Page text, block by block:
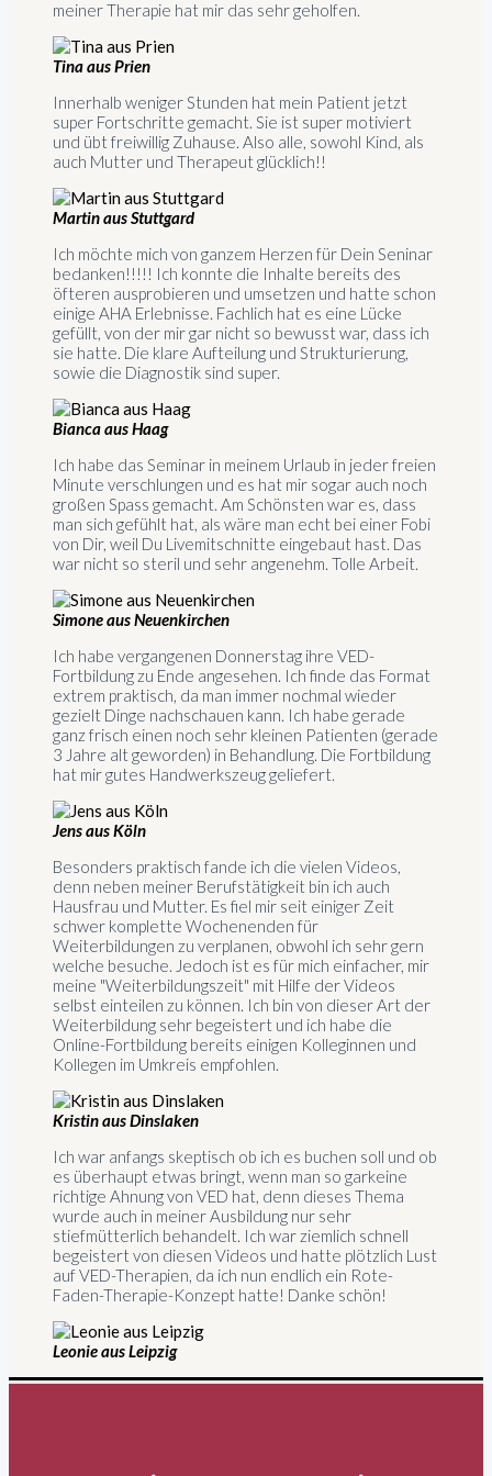
meiner Therapie hat mir das sehr geholfen.
Tina aus Prien
Innerhalb weniger Stunden hat mein Patient jetzt
super Fortschritte gemacht. Sie ist super motiviert
und übt freiwillig Zuhause. Also alle, sowohl Kind, als
auch Mutter und Therapeut glücklich!!
Martin aus Stuttgard
Ich möchte mich von ganzem Herzen für Dein Seninar
bedanken!!!!! Ich konnte die Inhalte bereits des
öfteren ausprobieren und umsetzen und hatte schon
einige AHA Erlebnisse. Fachlich hat es eine Lücke
gefüllt, von der mir gar nicht so bewusst war, dass ich
sie hatte. Die klare Aufteilung und Strukturierung,
sowie die Diagnostik sind super.
Bianca aus Haag
Ich habe das Seminar in meinem Urlaub in jeder freien
Minute verschlungen und es hat mir sogar auch noch
großen Spass gemacht. Am Schönsten war es, dass
man sich gefühlt hat, als wäre man echt bei einer Fobi
von Dir, weil Du Livemitschnitte eingebaut hast. Das
war nicht so steril und sehr angenehm. Tolle Arbeit.
Simone aus Neuenkirchen
Ich habe vergangenen Donnerstag ihre VED-
Fortbildung zu Ende angesehen. Ich finde das Format
extrem praktisch, da man immer nochmal wieder
gezielt Dinge nachschauen kann. Ich habe gerade
ganz frisch einen noch sehr kleinen Patienten (gerade
3 Jahre alt geworden) in Behandlung. Die Fortbildung
hat mir gutes Handwerkszeug geliefert.
Jens aus Köln
Besonders praktisch fande ich die vielen Videos,
denn neben meiner Berufstätigkeit bin ich auch
Hausfrau und Mutter. Es fiel mir seit einiger Zeit
schwer komplette Wochenenden für
Weiterbildungen zu verplanen, obwohl ich sehr gern
welche besuche. Jedoch ist es für mich einfacher, mir
meine "Weiterbildungszeit" mit Hilfe der Videos
selbst einteilen zu können. Ich bin von dieser Art der
Weiterbildung sehr begeistert und ich habe die
Online-Fortbildung bereits einigen Kolleginnen und
Kollegen im Umkreis empfohlen.
Kristin aus Dinslaken
Ich war anfangs skeptisch ob ich es buchen soll und ob
es überhaupt etwas bringt, wenn man so garkeine
richtige Ahnung von VED hat, denn dieses Thema
wurde auch in meiner Ausbildung nur sehr
stiefmütterlich behandelt. Ich war ziemlich schnell
begeistert von diesen Videos und hatte plötzlich Lust
auf VED-Therapien, da ich nun endlich ein Rote-
Faden-Therapie-Konzept hatte! Danke schön!
Leonie aus Leipzig